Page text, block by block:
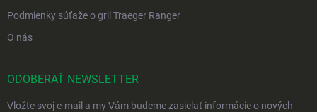
Podmienky súťaže o gril Traeger Ranger
O nás
ODOBERAŤ NEWSLETTER
Vložte svoj e-mail a my Vám budeme zasielať informácie o nových